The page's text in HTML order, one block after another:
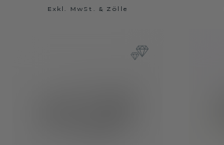
Exkl. MwSt. & Zölle